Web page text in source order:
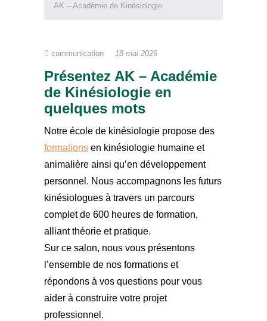
AK – Académie de Kinésiologie
communication 18 mai 2026
Présentez AK – Académie
de Kinésiologie en
quelques mots
Notre école de kinésiologie propose des
formations en kinésiologie humaine et
animalière ainsi qu’en développement
personnel. Nous accompagnons les futurs
kinésiologues à travers un parcours
complet de 600 heures de formation,
alliant théorie et pratique.
Sur ce salon, nous vous présentons
l’ensemble de nos formations et
répondons à vos questions pour vous
aider à construire votre projet
professionnel.